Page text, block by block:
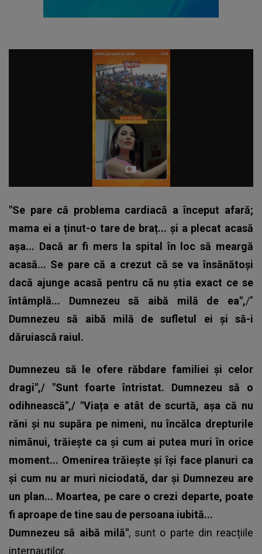
"Se pare că problema cardiacă a început afară;
mama ei a ținut-o tare de braț... și a plecat acasă
așa... Dacă ar fi mers la spital în loc să meargă
acasă... Se pare că a crezut că se va însănătoși
dacă ajunge acasă pentru că nu știa exact ce se
întâmplă... Dumnezeu să aibă milă de ea",/"
Dumnezeu să aibă milă de sufletul ei și să-i
dăruiască raiul.
Dumnezeu să le ofere răbdare familiei și celor
dragi",/ "Sunt foarte întristat. Dumnezeu să o
odihnească",/ "Viața e atât de scurtă, așa că nu
răni și nu supăra pe nimeni, nu încălca drepturile
nimănui, trăiește ca și cum ai putea muri în orice
moment... Omenirea trăiește și își face planuri ca
și cum nu ar muri niciodată, dar și Dumnezeu are
un plan... Moartea, pe care o crezi departe, poate
fi aproape de tine sau de persoana iubită...
Dumnezeu să aibă milă", sunt o parte din reacțiile
internauților.